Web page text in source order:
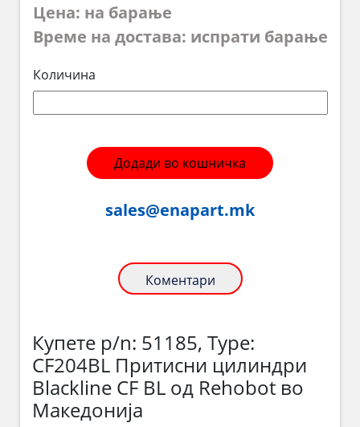
Цена: на барање
Време на достава: испрати барање
Количина
Додади во кошничка
sales@enapart.mk
Коментари
Купете p/n: 51185, Type:
CF204BL Притисни цилиндри
Blackline CF BL од Rehobot во
Македонија